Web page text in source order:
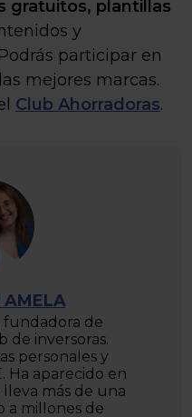
gratuitos, plantillas
y
participar en
mejores marcas.
Club Ahorradoras.
AMELA
fundadora de
de inversoras.
personales y
Ha aparecido en
lleva más de una
a millones de